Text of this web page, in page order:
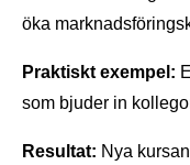
öka
Praktiskt exempel:
som bjuder in
Resultat: Nya